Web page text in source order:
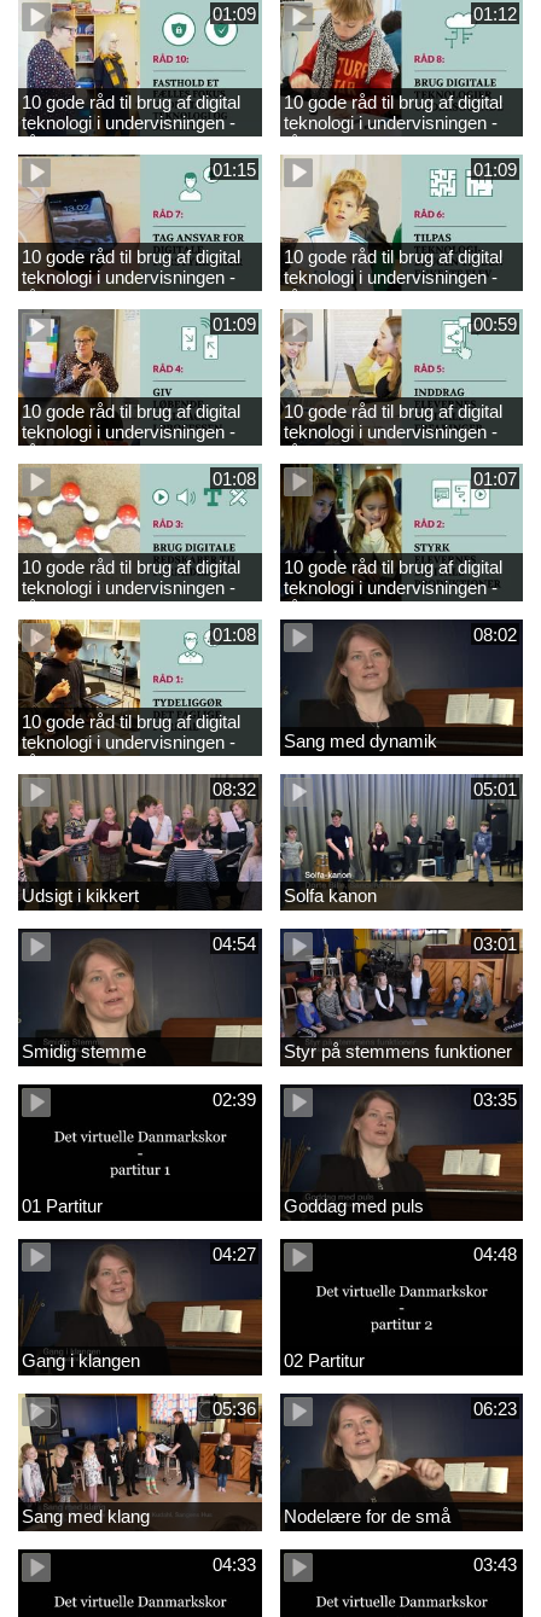
01:09
10 gode råd til brug af digital
teknologi i undervisningen -
råd 10
01:12
10 gode råd til brug af digital
teknologi i undervisningen -
råd 8
01:15
10 gode råd til brug af digital
teknologi i undervisningen -
råd 7
01:09
10 gode råd til brug af digital
teknologi i undervisningen -
råd 6
01:09
10 gode råd til brug af digital
teknologi i undervisningen -
råd 4
00:59
10 gode råd til brug af digital
teknologi i undervisningen -
råd 5
01:08
10 gode råd til brug af digital
teknologi i undervisningen -
råd 3
01:07
10 gode råd til brug af digital
teknologi i undervisningen -
råd 2
01:08
10 gode råd til brug af digital
teknologi i undervisningen -
råd 1
08:02
Sang med dynamik
08:32
Udsigt i kikkert
05:01
Solfa kanon
04:54
Smidig stemme
03:01
Styr på stemmens funktioner
02:39
01 Partitur
03:35
Goddag med puls
04:27
Gang i klangen
04:48
02 Partitur
05:36
Sang med klang
06:23
Nodelære for de små
04:33 03:43